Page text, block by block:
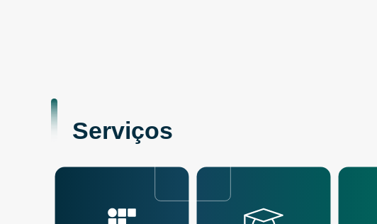
Serviços